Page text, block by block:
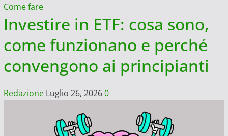
Come fare
Investire in ETF: cosa sono,
come funzionano e perché
convengono ai principianti
Redazione Luglio 26, 20260